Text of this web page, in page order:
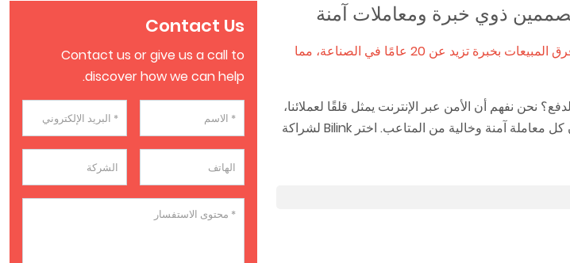
ذوي خبرة ومعاملات آمنة
في Bilink، أنشأنا شراكات ناجحة مع أكثر من 70 دولة حول العالم. يتمتع فريقنا من المصممين وفرق المبيعات بخبرة تزيد عن 20 عامًا في الصناعة، مما
نفهم أن الأمن عبر الإنترنت يمثل قلقًا لعملائنا،
ولهذا السبب لدينا فريق مخصص من المهنيين ذوي الخبرة والموجهين نحو الخدمة لضمان أن تكون كل معاملة آمنة وخالية من المتاعب. اختر Bilink لشراكة
Contact Us
Contact us or give us a call to
discover how we can help.